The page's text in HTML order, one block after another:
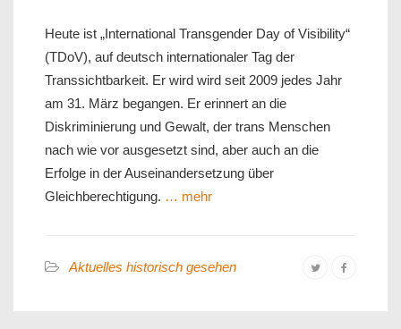
Heute ist „International Transgender Day of Visibility“
(TDoV), auf deutsch internationaler Tag der
Transsichtbarkeit. Er wird wird seit 2009 jedes Jahr
am 31. März begangen. Er erinnert an die
Diskriminierung und Gewalt, der trans Menschen
nach wie vor ausgesetzt sind, aber auch an die
Erfolge in der Auseinandersetzung über
Gleichberechtigung. … mehr
Aktuelles historisch gesehen